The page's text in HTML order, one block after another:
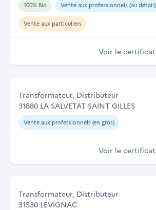
100% Bio Vente aux professionnels (au détail)
Vente aux particuliers
Voir le certificat
Transformateur, Distributeur
31880 LA SALVETAT SAINT GILLES
Vente aux professionnels (en gros)
Voir le certificat
Transformateur, Distributeur
31530 LEVIGNAC